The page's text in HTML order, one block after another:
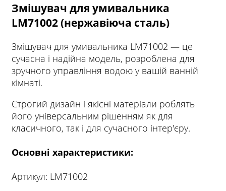
Змішувач для умивальника
LM71002 (нержавіюча сталь)
Змішувач для умивальника LM71002 — це
сучасна і надійна модель, розроблена для
зручного управління водою у вашій ванній
кімнаті.
Строгий дизайн і якісні матеріали роблять
його універсальним рішенням як для
класичного, так і для сучасного інтер'єру.
Основні характеристики:
Артикул: LM71002